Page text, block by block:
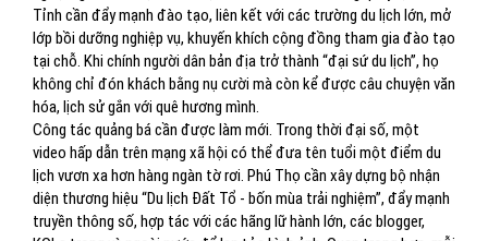
Tỉnh cần đẩy mạnh đào tạo, liên kết với các trường du lịch lớn, mở
lớp bồi dưỡng nghiệp vụ, khuyến khích cộng đồng tham gia đào tạo
tại chỗ. Khi chính người dân bản địa trở thành “đại sứ du lịch”, họ
không chỉ đón khách bằng nụ cười mà còn kể được câu chuyện văn
hóa, lịch sử gắn với quê hương mình.
Công tác quảng bá cần được làm mới. Trong thời đại số, một
video hấp dẫn trên mạng xã hội có thể đưa tên tuổi một điểm du
lịch vươn xa hơn hàng ngàn tờ rơi. Phú Thọ cần xây dựng bộ nhận
diện thương hiệu “Du lịch Đất Tổ - bốn mùa trải nghiệm”, đẩy mạnh
truyền thông số, hợp tác với các hãng lữ hành lớn, các blogger,